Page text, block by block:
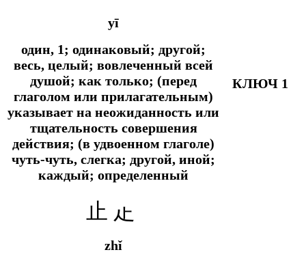
yī
один, 1; одинаковый; другой;
весь, целый; вовлеченный всей
душой; как только; (перед
глаголом или прилагательным)
указывает на неожиданность или
тщательность совершения
действия; (в удвоенном глаголе)
чуть-чуть, слегка; другой, иной;
каждый; определенный
КЛЮЧ 1
止 龰
zhǐ